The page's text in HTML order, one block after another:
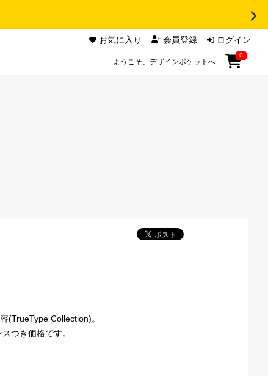
お気に入り 会員登録 ログイン
ようこそ、デザインポケットへ
0
(TrueType Collection)。
つき価格です。